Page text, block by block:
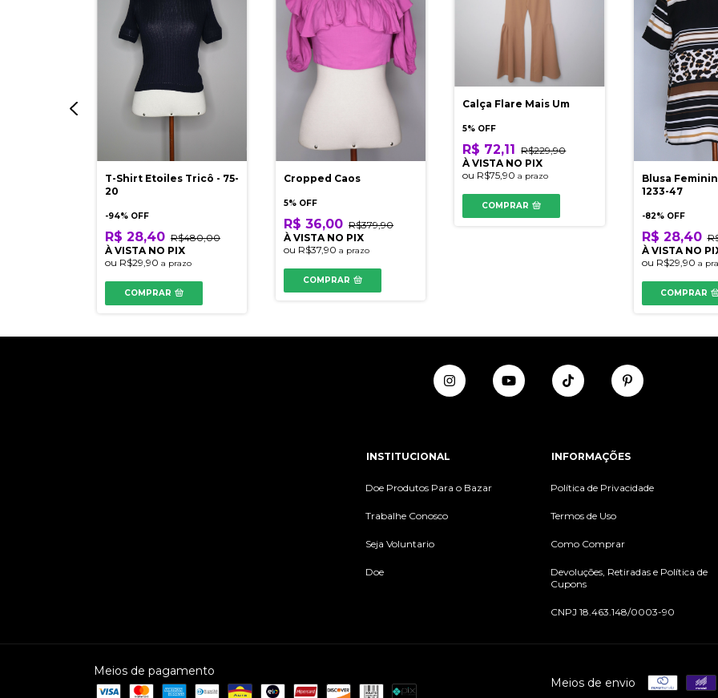
T-Shirt Etoiles Tricô - 75-
20
-94% OFF
R$ 28,40 R$480,00
À VISTA NO PIX
ou R$29,90 a prazo
COMPRAR
Cropped Caos
5% OFF
R$ 36,00 R$379,90
À VISTA NO PIX
ou R$37,90a prazo
COMPRAR
Calça Flare Mais Um
5% OFF
R$ 72,11 R$229,90
À VISTA NO PIX
ou R$75,90a prazo
COMPRAR
Blusa
1233-47
-82% OFF
R$ 28,40
À VISTA NO
ou R$29,90 a
COMPRAR
INSTITUCIONAL
Doe Produtos Para o Bazar
Trabalhe Conosco
Seja Voluntario
Doe
INFORMAÇÕES
Política de Privacidade
Termos de Uso
Como Comprar
Devoluções, Retiradas e Política de
Cupons
CNPJ 18.463.148/0003-90
Meios de pagamento
Meios de envio